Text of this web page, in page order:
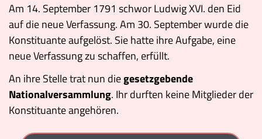
Am 14. September 1791 schwor Ludwig XVI. den Eid
auf die neue Verfassung. Am 30. September wurde die
Konstituante aufgelöst. Sie hatte ihre Aufgabe, eine
neue Verfassung zu schaffen, erfüllt.
An ihre Stelle trat nun diegesetzgebende
Nationalversammlung. Ihr durften keine Mitglieder der
Konstituante angehören.